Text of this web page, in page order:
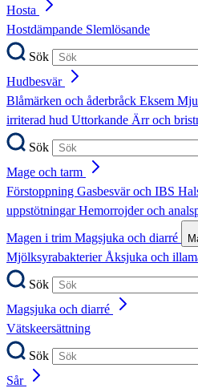
Hosta
Hostdämpande Slemlösande
Sök
Hudbesvär
Blåmärken och åderbråck Eksem
irriterad hud Uttorkande Ärr och
Sök
Mage och tarm
Förstoppning Gasbesvär och IBS
uppstötningarHemorrojder och
Magen i trim Magsjuka och diarré
MjölksyrabakterierÅksjuka och
Sök
Magsjuka och diarré
Vätskeersättning
Sök
Sår